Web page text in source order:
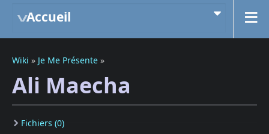
Accueil
Wiki » Je Me Présente »
Ali Maecha
Fichiers (0)